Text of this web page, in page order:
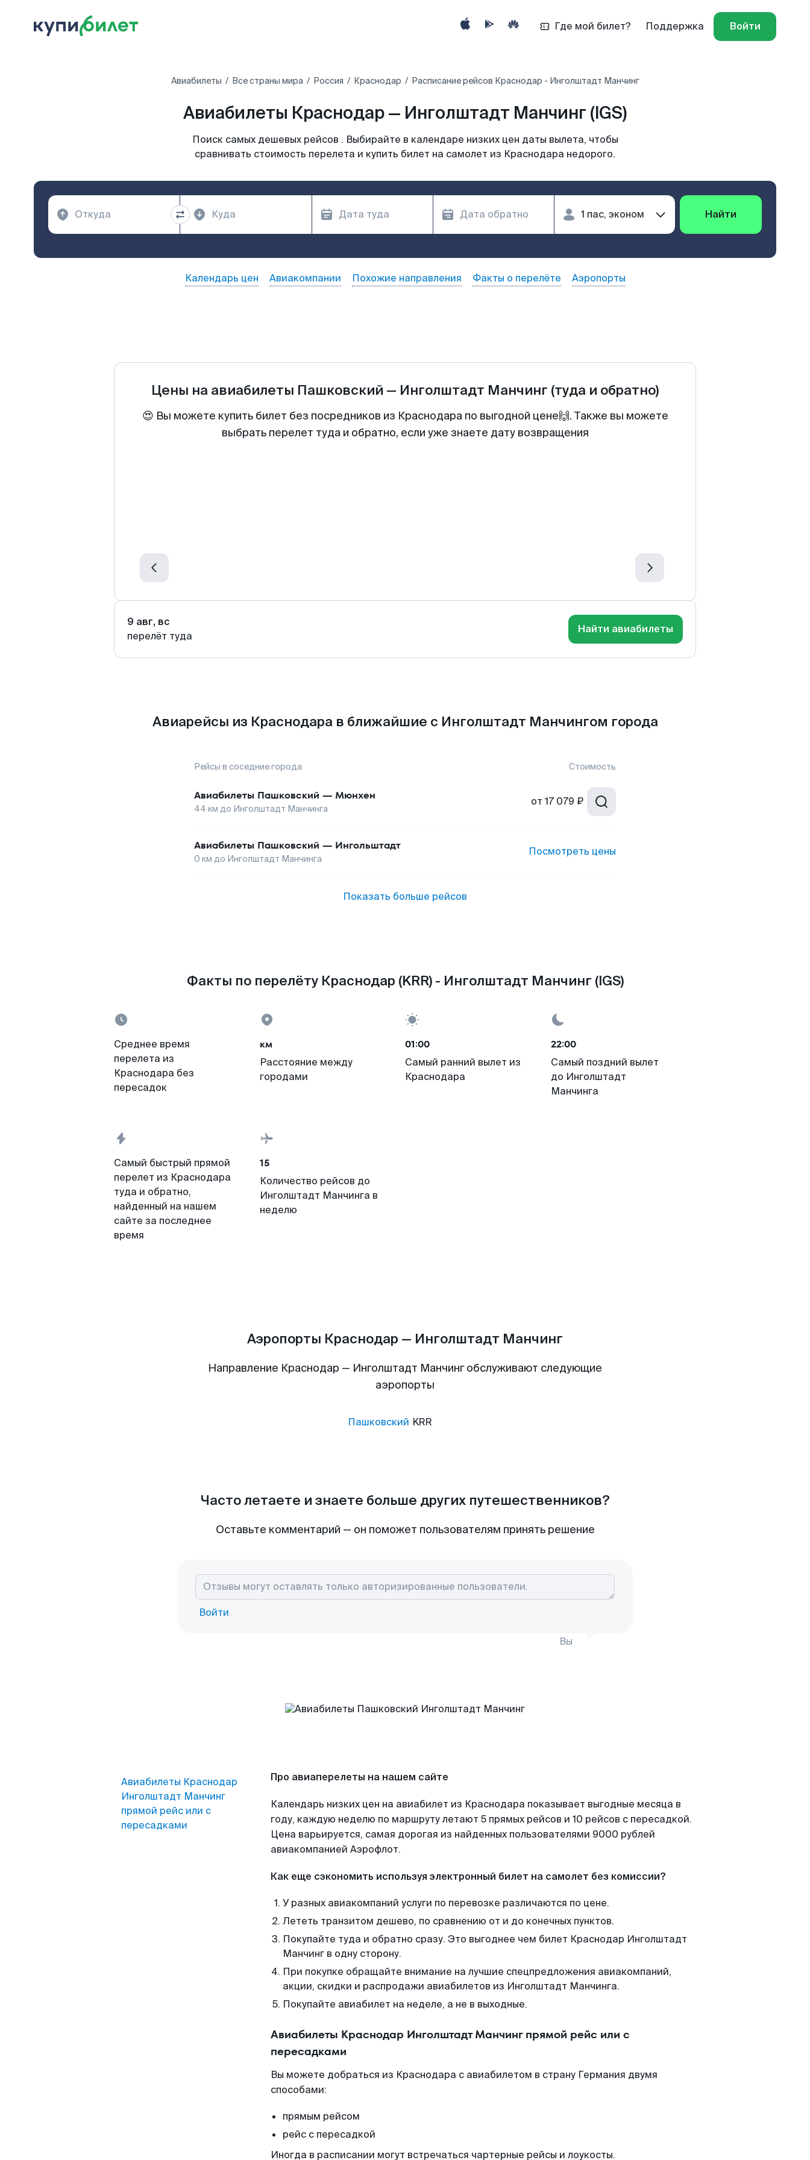
Где мой билет? Поддержка Войти
Авиабилеты Все страны мира Россия Краснодар Расписание рейсов Краснодар - Инголштадт Манчинг
Авиабилеты Краснодар — Инголштадт Манчинг (IGS)
Поиск самых дешевых рейсов . Выбирайте в календаре низких цен даты вылета, чтобы
сравнивать стоимость перелета и купить билет на самолет из Краснодара недорого.
Найти
Календарь цен Авиакомпании Похожие направления Факты о перелёте Аэропорты
Цены на авиабилеты Пашковский — Инголштадт Манчинг (туда и обратно)
😍 Вы можете купить билет без посредников из Краснодара по выгодной цене🙌. Также вы можете
выбрать перелет туда и обратно, если уже знаете дату возвращения
9 авг, вс
перелёт туда
Найти авиабилеты
Авиарейсы из Краснодара в ближайшие с Инголштадт Манчингом города
Рейсы в соседние города Стоимость
Авиабилеты Пашковский — Мюнхен
44 км до Инголштадт Манчинга
от 17 079 ₽
Авиабилеты Пашковский — Ингольштадт
0 км до Инголштадт Манчинга
Посмотреть цены
Показать больше рейсов
Факты по перелёту Краснодар (KRR) - Инголштадт Манчинг (IGS)
Среднее время
перелета из
Краснодара без
пересадок
км
Расстояние между
городами
01:00
Самый ранний вылет из
Краснодара
22:00
Самый поздний вылет
до Инголштадт
Манчинга
Самый быстрый прямой
перелет из Краснодара
туда и обратно,
найденный на нашем
сайте за последнее
время
15
Количество рейсов до
Инголштадт Манчинга в
неделю
Аэропорты Краснодар — Инголштадт Манчинг
Направление Краснодар — Инголштадт Манчинг обслуживают следующие
аэропорты
Пашковский KRR
Часто летаете и знаете больше других путешественников?
Оставьте комментарий — он поможет пользователям принять решение
Войти
Вы
Авиабилеты Краснодар
Инголштадт Манчинг
прямой рейс или с
пересадками
Про авиаперелеты на нашем сайте
Календарь низких цен на авиабилет из Краснодара показывает выгодные месяца в
году, каждую неделю по маршруту летают 5 прямых рейсов и 10 рейсов с пересадкой.
Цена варьируется, самая дорогая из найденных пользователями 9000 рублей
авиакомпанией Аэрофлот.
Как еще сэкономить используя электронный билет на самолет без комиссии?
У разных авиакомпаний услуги по перевозке различаются по цене.
Лететь транзитом дешево, по сравнению от и до конечных пунктов.
Покупайте туда и обратно сразу. Это выгоднее чем билет Краснодар Инголштадт
Манчинг в одну сторону.
При покупке обращайте внимание на лучшие спецпредложения авиакомпаний,
акции, скидки и распродажи авиабилетов из Инголштадт Манчинга.
Покупайте авиабилет на неделе, а не в выходные.
Авиабилеты Краснодар Инголштадт Манчинг прямой рейс или с
пересадками
Вы можете добраться из Краснодара с авиабилетом в страну Германия двумя
способами:
прямым рейсом
рейс с пересадкой
Иногда в расписании могут встречаться чартерные рейсы и лоукосты.